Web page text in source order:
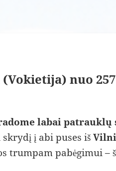
nuo
labai patrauklų
į abi puses iš
trumpam pabėgimui –